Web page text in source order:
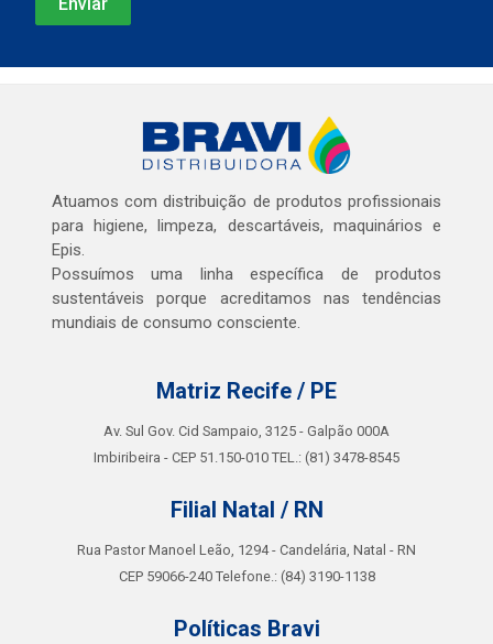
Atuamos com distribuição de produtos profissionais
para higiene, limpeza, descartáveis, maquinários e
Epis.
Possuímos uma linha específica de produtos
sustentáveis porque acreditamos nas tendências
mundiais de consumo consciente.
Matriz Recife / PE
Av. Sul Gov. Cid Sampaio, 3125 - Galpão 000A
Imbiribeira - CEP 51.150-010 TEL.: (81) 3478-8545
Filial Natal / RN
Rua Pastor Manoel Leão, 1294 - Candelária, Natal - RN
CEP 59066-240 Telefone.: (84) 3190-1138
Políticas Bravi